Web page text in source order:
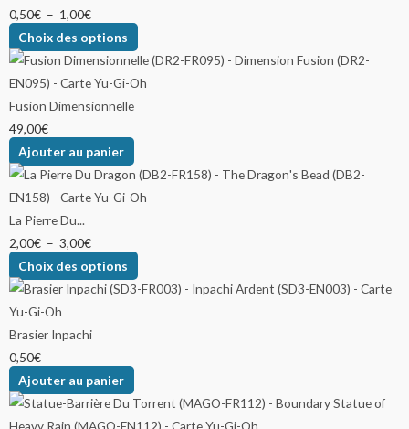
0,50€ – 1,00€
Choix des options
Fusion Dimensionnelle
49,00€
Ajouter au panier
La Pierre Du...
2,00€ – 3,00€
Choix des options
Brasier Inpachi
0,50€
Ajouter au panier